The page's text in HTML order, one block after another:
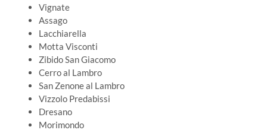
Vignate
Assago
Lacchiarella
Motta Visconti
Zibido San Giacomo
Cerro al Lambro
San Zenone al Lambro
Vizzolo Predabissi
Dresano
Morimondo